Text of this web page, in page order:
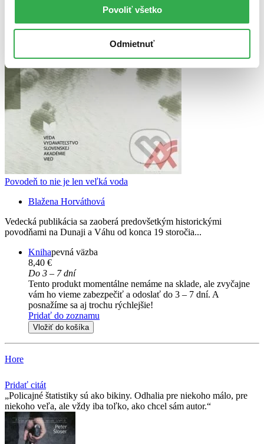
Povoliť všetko
Odmietnuť
Povodeň to nie je len veľká voda
Blažena Horváthová
Vedecká publikácia sa zaoberá predovšetkým historickými
povodňami na Dunaji a Váhu od konca 19 storočia...
Knihapevná väzba
8,40 €
Do 3 – 7 dní
Tento produkt momentálne nemáme na sklade, ale zvyčajne
vám ho vieme zabezpečiť a odoslať do 3 – 7 dní. A
posnažíme sa aj trochu rýchlejšie!
Pridať do zoznamu
Vložiť do košíka
Hore
Pridať citát
Policajné štatistiky sú ako bikiny. Odhalia pre niekoho málo, pre
niekoho veľa, ale vždy iba toľko, ako chcel sám autor.